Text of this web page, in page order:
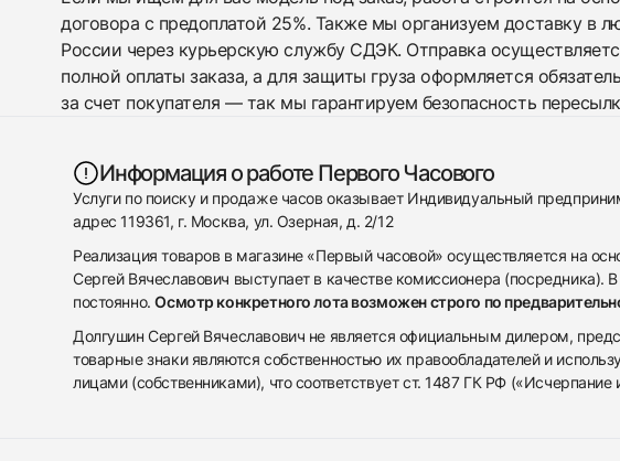
договора с предоплатой 25%. Также мы организуем доставку в
России через курьерскую службу СДЭК. Отправка
полной оплаты заказа, а для защиты груза оформляется
за счет покупателя — так мы гарантируем безопасность
Информация о работе Первого Часового
Услуги по поиску и продаже часов оказывает Индивидуальный
адрес 119361, г. Москва, ул. Озерная, д. 2/12
Реализация товаров в магазине «Первый часовой» осуществляется на
Сергей Вячеславович выступает в качестве комиссионера (посредника).
постоянно.Осмотр конкретного лота возможен строго по
Долгушин Сергей Вячеславович не является официальным дилером,
товарные знаки являются собственностью их правообладателей и
лицами (собственниками), что соответствует ст. 1487 ГК РФ